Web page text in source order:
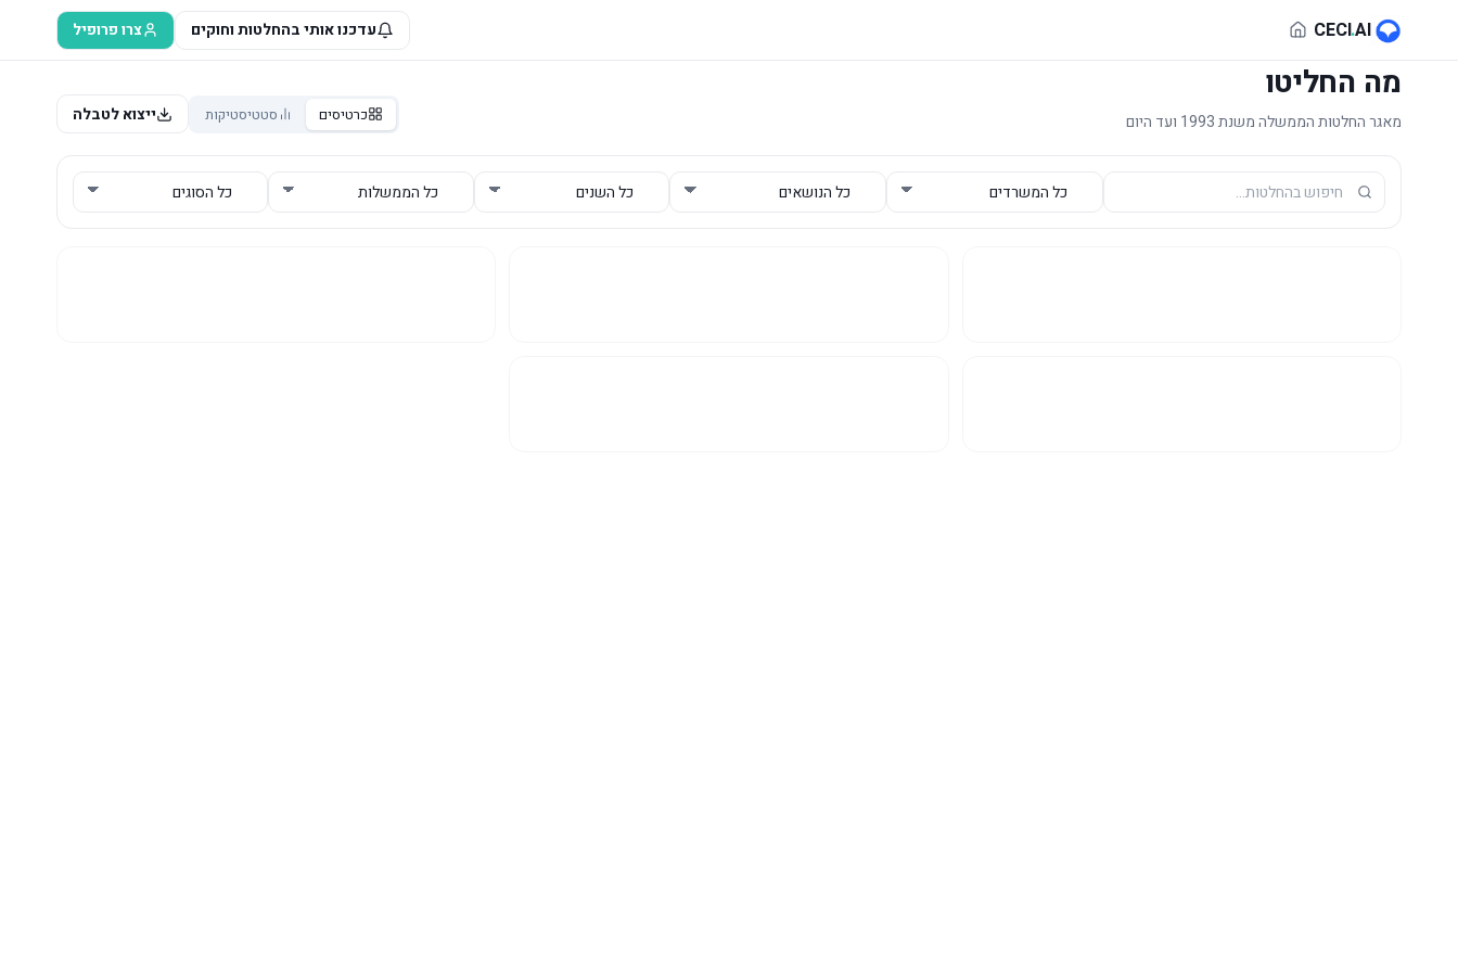
דלג לתוכן הראשי
CECI.AI עדכנו אותי בהחלטות וחוקים צרו פרופיל
מה החליטו
מאגר החלטות הממשלה משנת 1993 ועד היום כרטיסים סטטיסטיקות ייצוא לטבלה